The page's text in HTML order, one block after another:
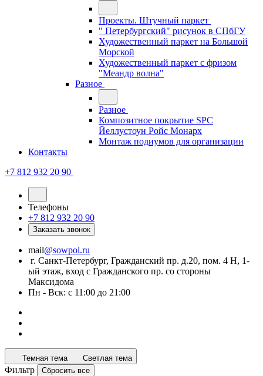
Проекты. Штучный паркет
" Петербургский" рисунок в СПбГУ
Художественный паркет на Большой
Морской
Художественный паркет с фризом
"Меандр волна"
Разное
Разное
Композитное покрытие SPC
Йеллустоун Ройс Монарх
Монтаж подиумов для организации
Контакты
+7 812 932 20 90
Телефоны
+7 812 932 20 90
Заказать звонок
mail@sowpol.ru
г. Санкт-Петербург, Гражданский пр. д.20, пом. 4 Н, 1-
ый этаж, вход с Гражданского пр. со стороны
Максидома
Пн - Вск: с 11:00 до 21:00
Темная тема Светлая тема
Фильтр Сбросить все